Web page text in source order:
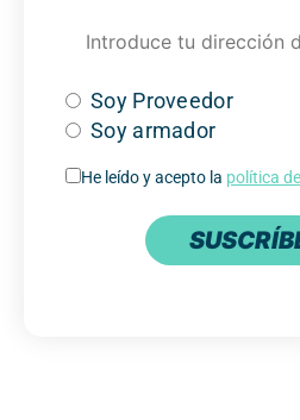
Soy Proveedor
Soy armador
He leído y acepto la política